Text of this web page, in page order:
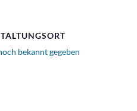
bekannt gegeben